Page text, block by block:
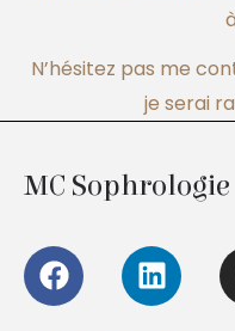
N’hésitez pas me
je serai
MC Sophrologie